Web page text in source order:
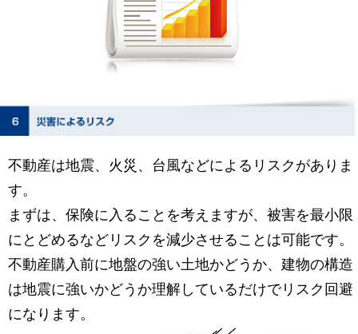
不動産は地震、火災、台風などによるリスクがありま
す。
まずは、保険に入ることを考えますが、被害を最小限
にとどめるなどリスクを減少させることは可能です。
不動産購入前に地盤の強い土地かどうか、建物の構造
は地震に強いかどうか理解しているだけでリスク回避
になります。